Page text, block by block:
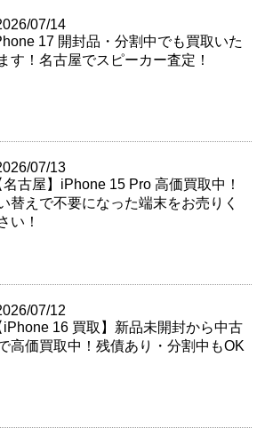
07/14
17 開封品・分割中でも買取いた
す！名古屋でスピーカー査定！
07/13
名古屋】iPhone 15 Pro 高価買取中！
替えで不要になった端末をお売りく
い！
07/12
iPhone 16 買取】新品未開封から中古
高価買取中！残債あり・分割中もOK